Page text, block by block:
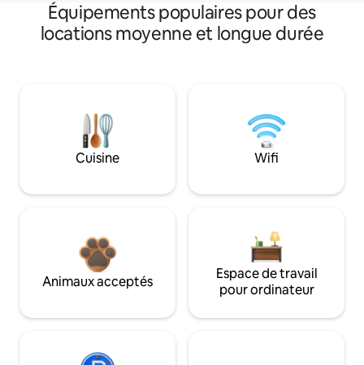
Équipements populaires pour des
locations moyenne et longue durée
Cuisine Wifi
Animaux acceptés
Espace de travail
pour ordinateur